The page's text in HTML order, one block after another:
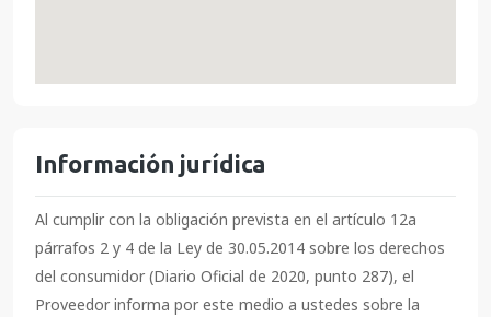
Información jurídica
Al cumplir con la obligación prevista en el artículo 12a
párrafos 2 y 4 de la Ley de 30.05.2014 sobre los derechos
del consumidor (Diario Oficial de 2020, punto 287), el
Proveedor informa por este medio a ustedes sobre la